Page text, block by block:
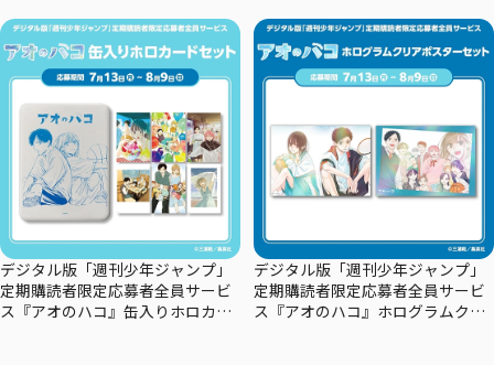
ン
デジタル版「週刊少年ジャンプ」
定期購読者限定応募者全員サービ
ス『アオのハコ』缶入りホロカー
デジタル版「週刊少年ジャンプ」
定期購読者限定応募者全員サービ
ス『アオのハコ』ホログラムクリ